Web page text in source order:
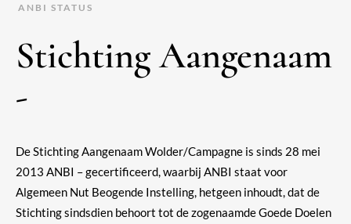
ANBI STATUS
Stichting Aangenaam
-
De Stichting Aangenaam Wolder/Campagne is sinds 28 mei
2013 ANBI – gecertificeerd, waarbij ANBI staat voor
Algemeen Nut Beogende Instelling, hetgeen inhoudt, dat de
Stichting sindsdien behoort tot de zogenaamde Goede Doelen